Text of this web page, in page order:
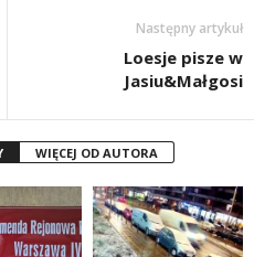
Następny artykuł
Loesje pisze w
Jasiu&Małgosi
WIĘCEJ OD AUTORA